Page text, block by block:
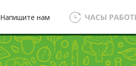
Напишите нам